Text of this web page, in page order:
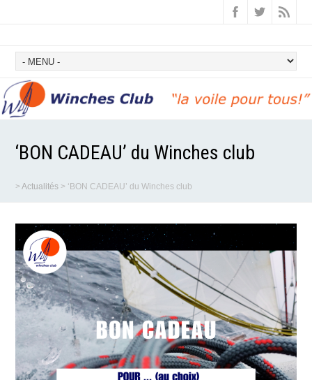
‘BON CADEAU’ du Winches club
>Actualités > ‘BON CADEAU’ du Winches club